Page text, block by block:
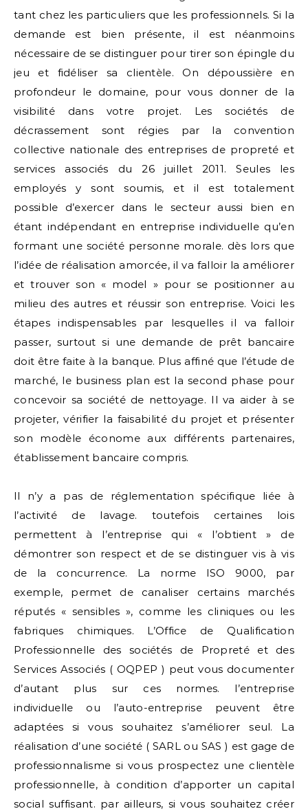
tant chez les particuliers que les professionnels. Si la
demande est bien présente, il est néanmoins
nécessaire de se distinguer pour tirer son épingle du
jeu et fidéliser sa clientèle. On dépoussière en
profondeur le domaine, pour vous donner de la
visibilité dans votre projet. Les sociétés de
décrassement sont régies par la convention
collective nationale des entreprises de propreté et
services associés du 26 juillet 2011. Seules les
employés y sont soumis, et il est totalement
possible d’exercer dans le secteur aussi bien en
étant indépendant en entreprise individuelle qu’en
formant une société personne morale. dès lors que
l’idée de réalisation amorcée, il va falloir la améliorer
et trouver son « model » pour se positionner au
milieu des autres et réussir son entreprise. Voici les
étapes indispensables par lesquelles il va falloir
passer, surtout si une demande de prêt bancaire
doit être faite à la banque. Plus affiné que l’étude de
marché, le business plan est la second phase pour
concevoir sa société de nettoyage. Il va aider à se
projeter, vérifier la faisabilité du projet et présenter
son modèle économe aux différents partenaires,
établissement bancaire compris.
Il n’y a pas de réglementation spécifique liée à
l’activité de lavage. toutefois certaines lois
permettent à l’entreprise qui « l’obtient » de
démontrer son respect et de se distinguer vis à vis
de la concurrence. La norme ISO 9000, par
exemple, permet de canaliser certains marchés
réputés « sensibles », comme les cliniques ou les
fabriques chimiques. L’Office de Qualification
Professionnelle des sociétés de Propreté et des
Services Associés ( OQPEP ) peut vous documenter
d’autant plus sur ces normes. l’entreprise
individuelle ou l’auto-entreprise peuvent être
adaptées si vous souhaitez s’améliorer seul. La
réalisation d’une société ( SARL ou SAS ) est gage de
professionnalisme si vous prospectez une clientèle
professionnelle, à condition d’apporter un capital
social suffisant. par ailleurs, si vous souhaitez créer